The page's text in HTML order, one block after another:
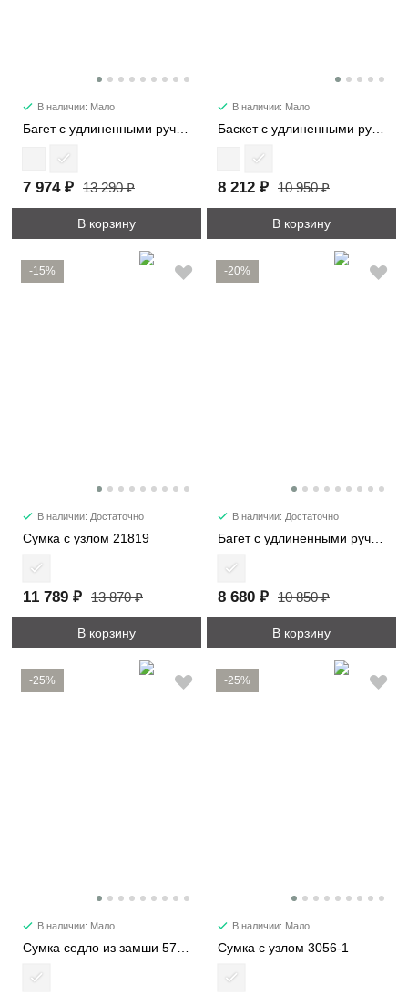
В наличии: Мало
Багет с удлиненными ручками 29724
7 974 ₽ 13 290 ₽
В корзину
В наличии: Мало
Баскет с удлиненными ручками 30052
8 212 ₽ 10 950 ₽
В корзину
-15%
В наличии: Достаточно
Сумка с узлом 21819
11 789 ₽ 13 870 ₽
В корзину
-20%
В наличии: Достаточно
8 680 ₽ 10 850 ₽
В корзину
-25%
В наличии: Мало
-25%
В наличии: Мало
Сумка с узлом 3056-1